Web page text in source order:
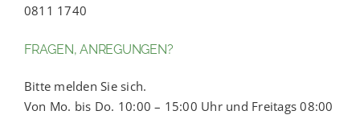
0811 1740
FRAGEN, ANREGUNGEN?
Bitte melden Sie sich.
Von Mo. bis Do. 10:00 – 15:00 Uhr und Freitags 08:00